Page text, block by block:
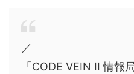
／​
「CODE VEIN II 情報